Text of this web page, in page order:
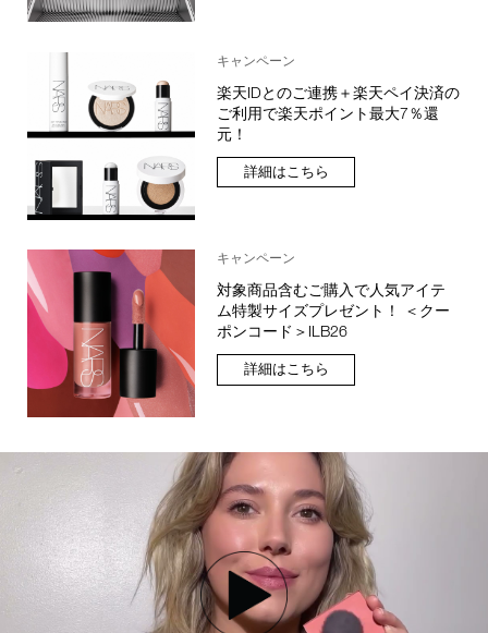
キャンペーン
楽天IDとのご連携＋楽天ペイ決済の
ご利用で楽天ポイント最大7％還
元！
詳細はこちら
キャンペーン
対象商品含むご購入で人気アイテ
ム特製サイズプレゼント！ ＜クー
ポンコード＞ILB26
詳細はこちら